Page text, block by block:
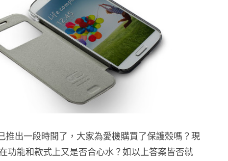
推出一段時間了，大家為愛機購買了保護殼嗎？現
功能和款式上又是否合心水？如以上答案皆否就